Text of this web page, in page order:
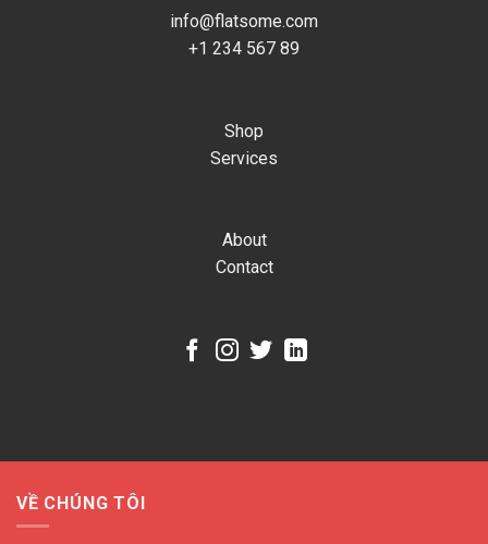
info@flatsome.com
+1 234 567 89
Shop
Services
About
Contact
VỀ CHÚNG TÔI